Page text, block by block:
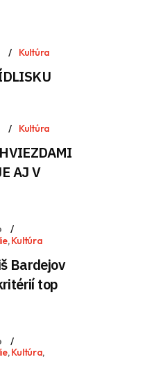
Kultúra
Kultúra
AJ V
,Kultúra
Bardejov
top
,Kultúra,